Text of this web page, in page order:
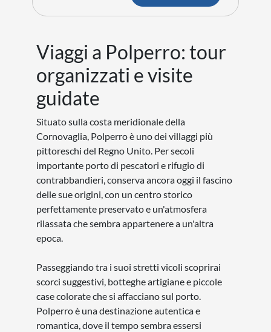
Viaggi a Polperro: tour
organizzati e visite
guidate
Situato sulla costa meridionale della
Cornovaglia, Polperro è uno dei villaggi più
pittoreschi del Regno Unito. Per secoli
importante porto di pescatori e rifugio di
contrabbandieri, conserva ancora oggi il fascino
delle sue origini, con un centro storico
perfettamente preservato e un'atmosfera
rilassata che sembra appartenere a un'altra
epoca.
Passeggiando tra i suoi stretti vicoli scoprirai
scorci suggestivi, botteghe artigiane e piccole
case colorate che si affacciano sul porto.
Polperro è una destinazione autentica e
romantica, dove il tempo sembra essersi